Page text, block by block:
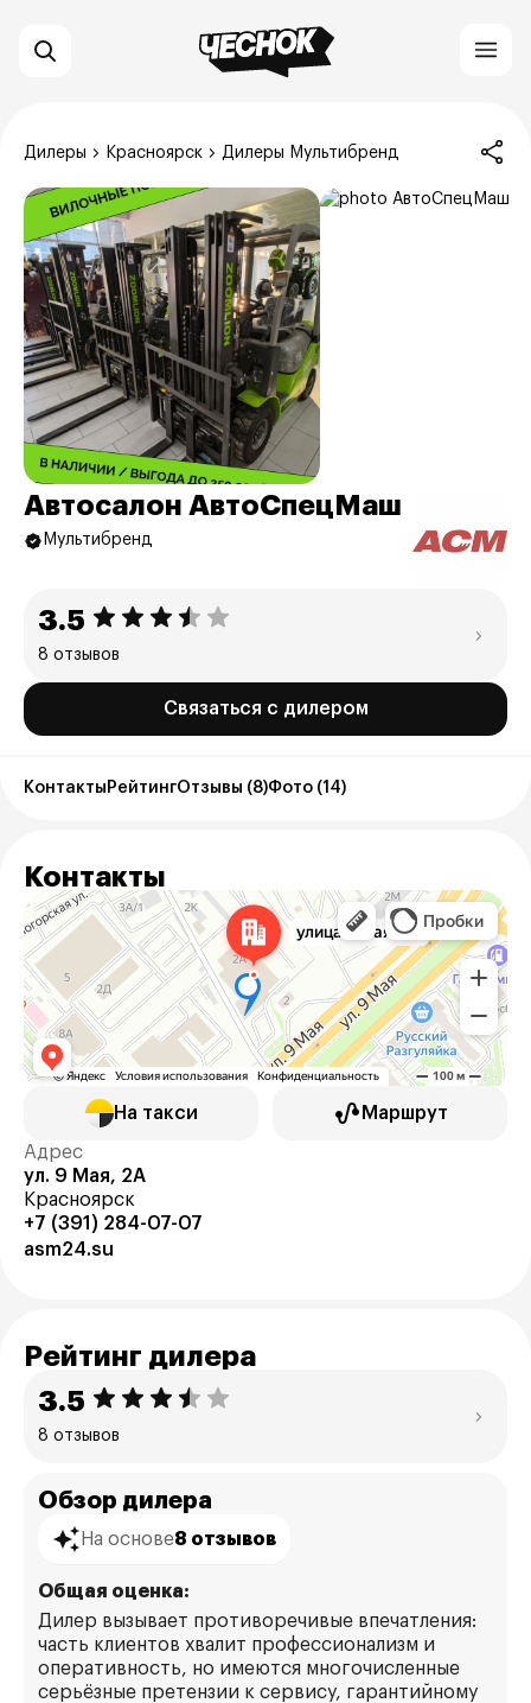
Дилеры Красноярск Дилеры Мультибренд
Автосалон АвтоСпецМаш
Мультибренд
3.5
8 отзывов
Связаться с дилером
Контакты РейтингОтзывы (8)Фото (14)
Контакты
На такси Маршрут
Адрес
ул. 9 Мая, 2А
Красноярск
+7 (391) 284-07-07
asm24.su
Рейтинг дилера
3.5
8 отзывов
Обзор дилера
На основе8 отзывов
Общая оценка:
Дилер вызывает противоречивые впечатления:
часть клиентов хвалит профессионализм и
оперативность, но имеются многочисленные
серьёзные претензии к сервису, гарантийному